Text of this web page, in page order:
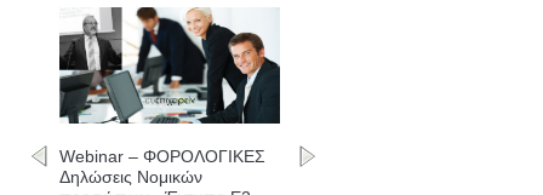
Webinar – ΦΟΡΟΛΟΓΙΚΕΣ
Δηλώσεις Νομικών